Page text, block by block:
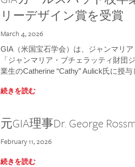
リーデザイン賞を受賞
March 4, 2026
GIA（米国宝石学会）は、ジャンマリ
「ジャンマリア・ブチェラッティ財団
業生のCatherine “Cathy” Aulick氏に授与
続きを読む
元GIA理事Dr. George
February 11, 2026
続きを読む